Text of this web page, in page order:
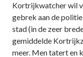
Kortrijkwatcher wil
gebrek aan de
stad (in de zeer
gemiddelde
meer. Men tatert en